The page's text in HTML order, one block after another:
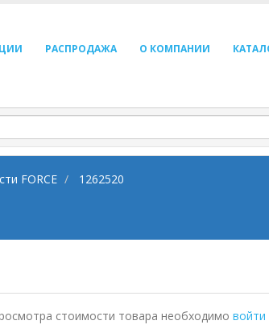
РАСПРОДАЖА О КОМПАНИИ
FORCE 1262520
стоимости товара необходимо войти